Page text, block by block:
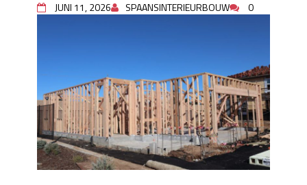
Zo blijft je oven loeiheet: de beste tips
De Kwaliteit van Houtpellets: Wat
Bepaalt of uw Kachel Optimaal
Presteert
Waarom technische eisen de basis
vormen voor functionele ruimtes
Nieuwe kozijnen als onderdeel van een
JUNI 11, 2026 SPAANSINTERIEURBOUW 0